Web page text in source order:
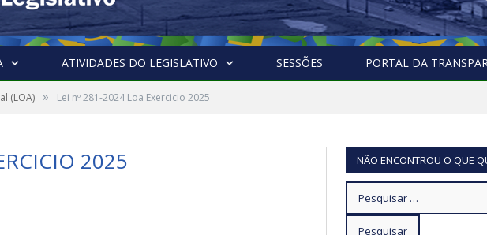
ATIVIDADES DO LEGISLATIVO SESSÕES PORTAL DA
(LOA) » Lei nº 281-2024 Loa Exercicio 2025
2025 NÃO ENCONTROU O QUE